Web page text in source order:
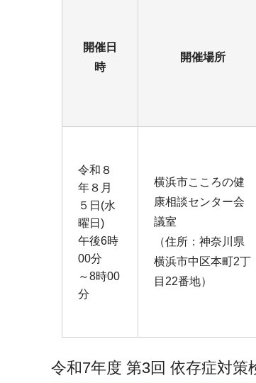
開催日
時
開催場所
令和８
年８月
５日(水
曜日)
午後6時
00分
～8時00
分
横浜市こころの健
康相談センター会
議室
（住所：神奈川県
横浜市中区本町2丁
目22番地）
令和7年度 第3回 依存症対策